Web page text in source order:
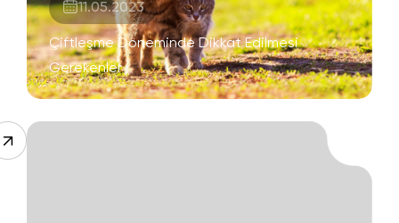
11.05.2023
Çiftleşme Döneminde Dikkat Edilmesi
Gerekenler